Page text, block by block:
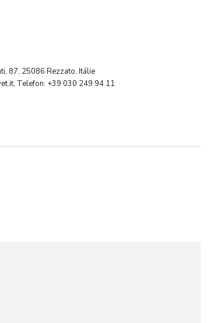
87, 25086 Rezzato, Itálie
Telefon: +39 030 249 94 11